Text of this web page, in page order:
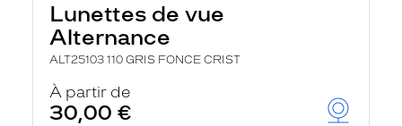
Lunettes de vue
Alternance
ALT25103 110 GRIS FONCE CRIST
À partir de
30,00 €